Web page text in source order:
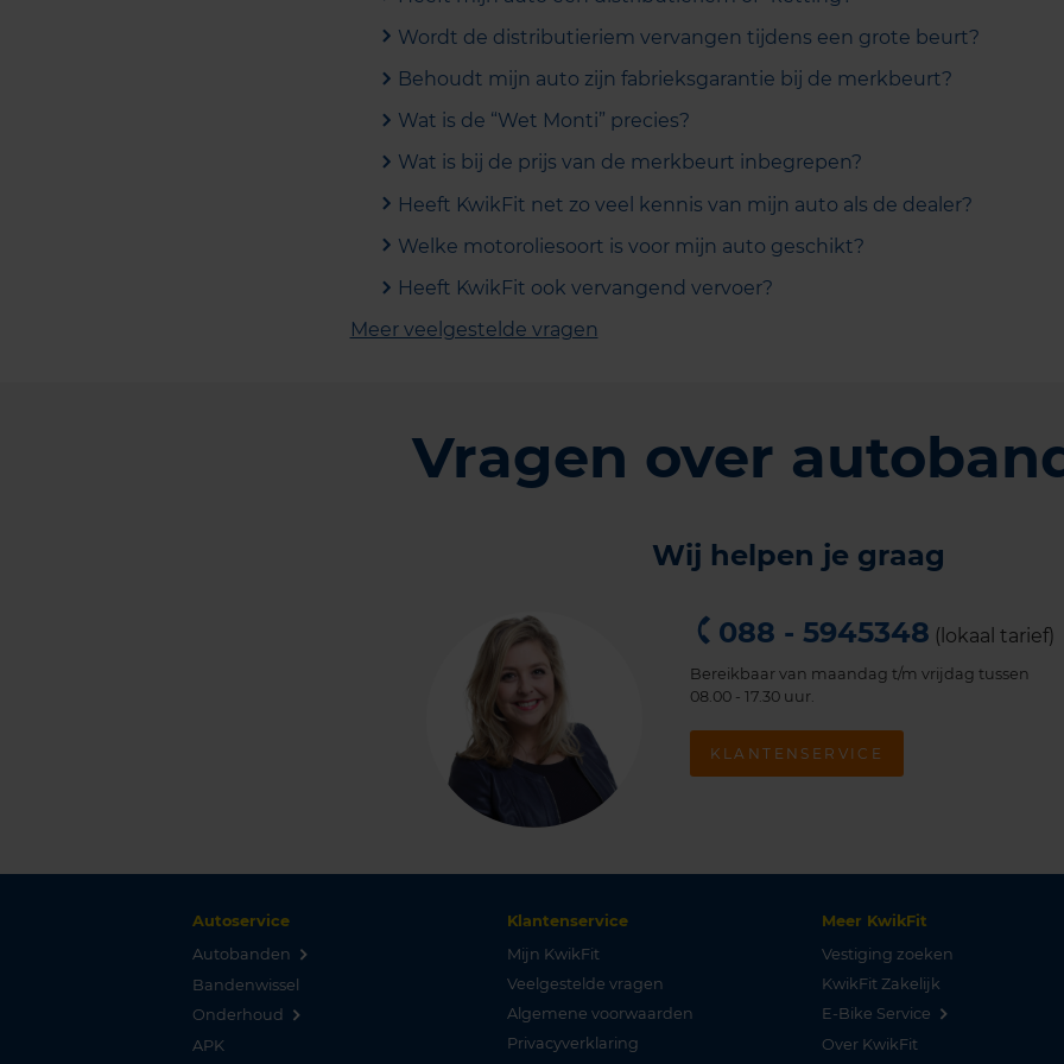
Wordt de distributieriem vervangen tijdens een grote beurt?
Behoudt mijn auto zijn fabrieksgarantie bij de merkbeurt?
Wat is de “Wet Monti” precies?
Wat is bij de prijs van de merkbeurt inbegrepen?
Heeft KwikFit net zo veel kennis van mijn auto als de dealer?
Welke motoroliesoort is voor mijn auto geschikt?
Heeft KwikFit ook vervangend vervoer?
Meer veelgestelde vragen
Vragen over
Wij helpen je graag
088 - 5945348 (lokaal tarief)
Bereikbaar van maandag t/m vrijdag tussen
08.00 - 17.30 uur.
KLANTENSERVICE
Autoservice
Autobanden
Bandenwissel
Onderhoud
APK
Klantenservice
Mijn KwikFit
Veelgestelde vragen
Algemene voorwaarden
Privacyverklaring
Meer KwikFit
Vestiging zoeken
KwikFit Zakelijk
E-Bike Service
Over KwikFit